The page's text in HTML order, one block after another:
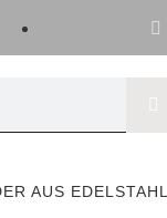
AUS EDELSTAHL